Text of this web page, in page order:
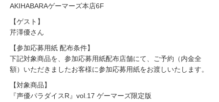
AKIHABARAゲーマーズ本店6F
【ゲスト】
芹澤優さん
【参加応募用紙 配布条件】
下記対象商品を、参加応募用紙配布店舗にて、ご予約（内金全
額）いただきましたお客様に参加応募用紙をお渡しいたします。
【対象商品】
『声優パラダイスR』vol.17 ゲーマーズ限定版